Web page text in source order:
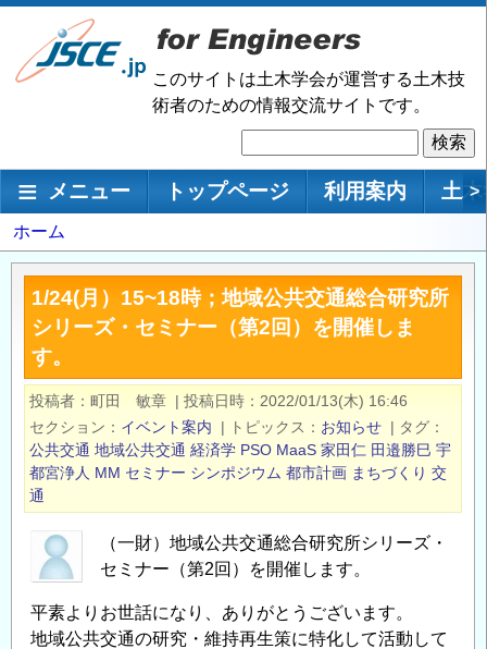
メ
ン
移
このサイトは土木学会が運営する土木技
術者のための情報交流サイトです。
索
メインナビゲーション
メニュー トップページ 利用案内 土 >
パ
ン
く
ホーム
1/24(月）15~18時；地域公共交通総合研究所
シリーズ・セミナー（第2回）を開催しま
す。
投稿者 町田 敏章 | 投稿日時
2022/01/13(木) 16:46
セクション
イベント案内 | トピックス お知らせ | タグ
公共交通 地域公共交通 経済学 PSO MaaS 家田仁 田邉勝巳 宇
都宮浄人 MM セミナー シンポジウム 都市計画 まちづくり 交
通
（一財）地域公共交通総合研究所シリーズ・
セミナー（第2回）を開催します。
平素よりお世話になり、ありがとうございます。
地域公共交通の研究・維持再生策に特化して活動して